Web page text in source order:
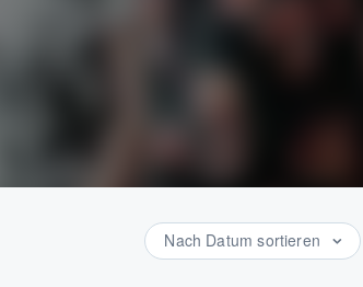
Nach Datum sortieren